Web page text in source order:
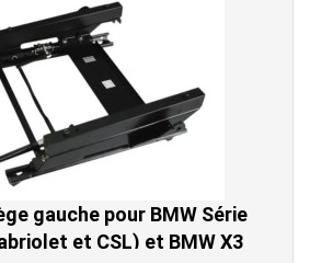
gauche pour BMW Série
et CSL) et BMW X3